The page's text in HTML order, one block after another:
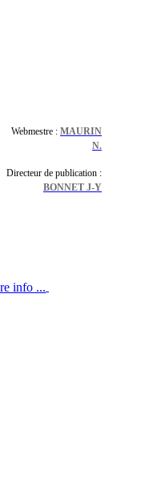
Webmestre : MAURIN
N.
Directeur de publication :
BONNET J-Y